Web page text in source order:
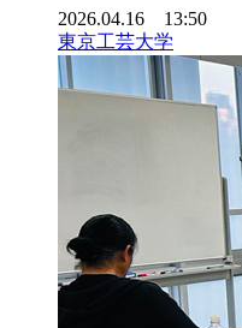
2026.04.16 13:50
東京工芸大学